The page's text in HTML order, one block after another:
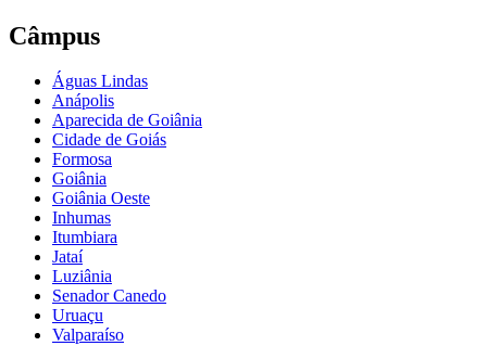
Câmpus
Águas Lindas
Anápolis
Aparecida de Goiânia
Cidade de Goiás
Formosa
Goiânia
Goiânia Oeste
Inhumas
Itumbiara
Jataí
Luziânia
Senador Canedo
Uruaçu
Valparaíso